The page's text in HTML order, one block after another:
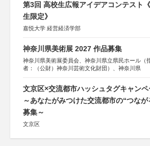
第3回 高校生広報アイデアコンテスト
生限定》
嘉悦大学 経営経済学部
神奈川県美術展 2027 作品募集
神奈川県美術展委員会、神奈川県立県民ホール（
者：（公財）神奈川芸術文化財団）、神奈川県
文京区×交流都市ハッシュタグキャンペ
～あなたがみつけた交流都市の“つなが
募集～
文京区